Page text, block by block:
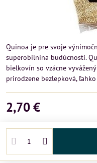
Quinoa je pre svoje
superobilnina budúcnosti.
bielkovín so vzácne
prirodzene bezlepková,
2,70 €